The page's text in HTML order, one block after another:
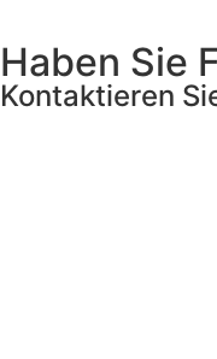
Haben Sie
Kontaktieren